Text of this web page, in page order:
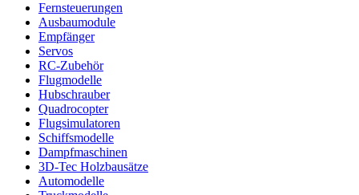
Fernsteuerungen
Ausbaumodule
Empfänger
Servos
RC-Zubehör
Flugmodelle
Hubschrauber
Quadrocopter
Flugsimulatoren
Schiffsmodelle
Dampfmaschinen
3D-Tec Holzbausätze
Automodelle